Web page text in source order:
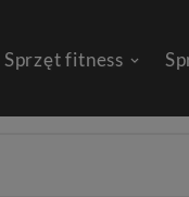
Sprzęt fitness